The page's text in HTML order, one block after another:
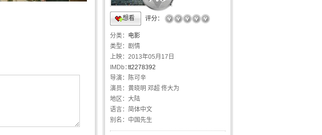
想看 评分：
☆ ☆ ☆ ☆ ☆
分类： 电影
类型： 剧情
上映： 2013年05月17日
IMDb：tt2278392
导演：
陈可辛
演员： 黄晓明 邓超 佟大为
地区： 大陆
语言： 简体中文
别名： 中国先生